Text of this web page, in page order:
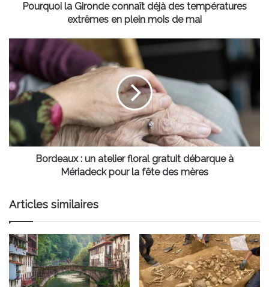
pleinPourquoi la Gironde connaît déjà des températures
extrêmes en plein mois de mai
:
un
atelier
floral
gratuit
débarque
à
Mériadeck
mères
Bordeaux : un atelier floral gratuit débarque à
Mériadeck pour la fête des mères
Articles similaires